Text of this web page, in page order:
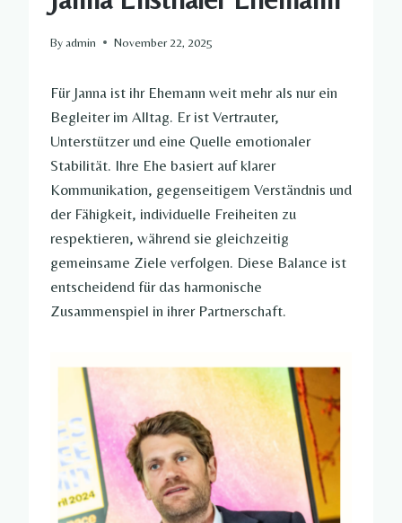
By admin November 22, 2025
Für Janna ist ihr Ehemann weit mehr als nur ein
Begleiter im Alltag. Er ist Vertrauter,
Unterstützer und eine Quelle emotionaler
Stabilität. Ihre Ehe basiert auf klarer
Kommunikation, gegenseitigem Verständnis und
der Fähigkeit, individuelle Freiheiten zu
respektieren, während sie gleichzeitig
gemeinsame Ziele verfolgen. Diese Balance ist
entscheidend für das harmonische
Zusammenspiel in ihrer Partnerschaft.